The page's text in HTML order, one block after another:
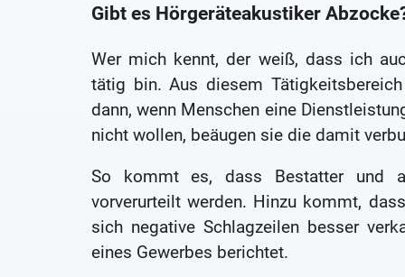
Gibt es Hörgeräteakustiker
Wer mich kennt, der weiß, dass ich
tätig bin. Aus diesem
dann, wenn Menschen eine
nicht wollen, beäugen sie die damit
So kommt es, dass Bestatter und
vorverurteilt werden. Hinzu kommt,
sich negative Schlagzeilen besser
eines Gewerbes berichtet.